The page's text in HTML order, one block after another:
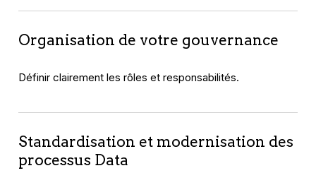
Organisation de votre gouvernance
Définir clairement les rôles et responsabilités.
Standardisation et modernisation des
processus Data